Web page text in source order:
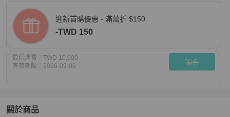
迎新首購優惠 - 滿萬折 $150
-TWD 150
最低消費： TWD 10,000
有效期限： 2026-09-06 領券
關於商品